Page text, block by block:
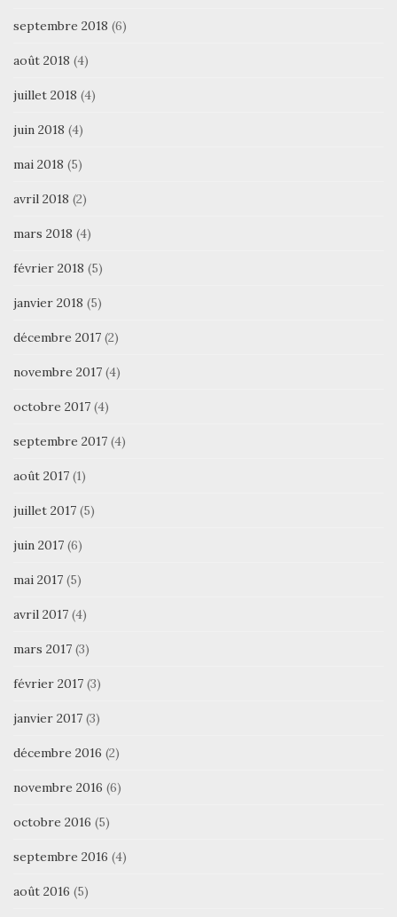
septembre 2018 (6)
août 2018 (4)
juillet 2018 (4)
juin 2018 (4)
mai 2018 (5)
avril 2018 (2)
mars 2018 (4)
février 2018 (5)
janvier 2018 (5)
décembre 2017 (2)
novembre 2017 (4)
octobre 2017 (4)
septembre 2017 (4)
août 2017 (1)
juillet 2017 (5)
juin 2017 (6)
mai 2017 (5)
avril 2017 (4)
mars 2017 (3)
février 2017 (3)
janvier 2017 (3)
décembre 2016 (2)
novembre 2016 (6)
octobre 2016 (5)
septembre 2016 (4)
août 2016 (5)